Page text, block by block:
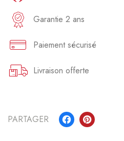
Garantie 2 ans
Paiement sécurisé
Livraison offerte
PARTAGER